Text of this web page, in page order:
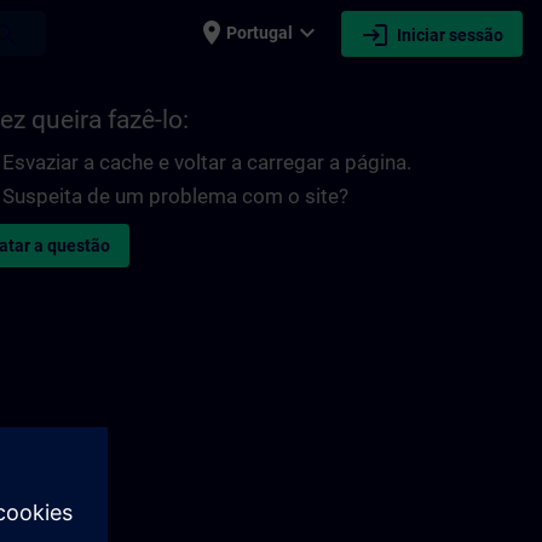
place Portugal expand_more login Iniciar sessão
queira fazê-lo:
Esvaziar a cache e voltar a carregar a página.
Suspeita de um problema com o site?
a questão